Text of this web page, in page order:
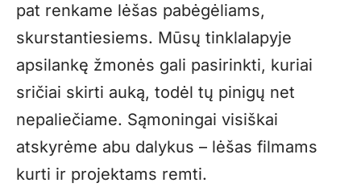
pat renkame lėšas pabėgėliams,
skurstantiesiems. Mūsų tinklalapyje
apsilankę žmonės gali pasirinkti, kuriai
sričiai skirti auką, todėl tų pinigų net
nepaliečiame. Sąmoningai visiškai
atskyrėme abu dalykus – lėšas filmams
kurti ir projektams remti.